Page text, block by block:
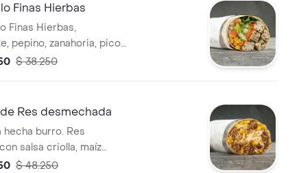
Finas Hierbas
Finas Hierbas,
pepino, zanahoria, pico
guacamole en tortilla de
$ 38.250
Res desmechada
hecha burro. Res
salsa criolla, maíz
fosforito, queso
$ 48.250